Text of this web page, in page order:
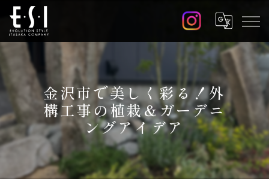
金沢市で美しく彩る！外
構工事の植栽＆ガーデニ
ングアイデア